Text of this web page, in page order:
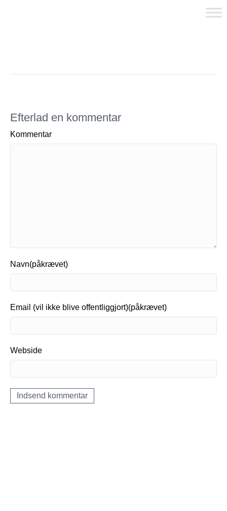
Efterlad en kommentar
Kommentar
Navn(påkrævet)
Email (vil ikke blive offentliggjort)(påkrævet)
Webside